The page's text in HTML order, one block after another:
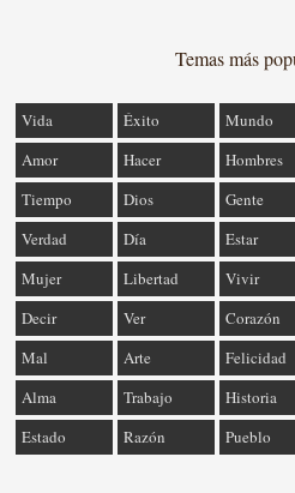
Temas más
Vida Éxito Mundo
Amor
Hacer Hombres
Tiempo
Dios Gente
Verdad
Día Estar
Mujer
Libertad Vivir
Decir
Ver Corazón
Mal
Arte Felicidad
Alma
Trabajo Historia
Estado
Razón Pueblo